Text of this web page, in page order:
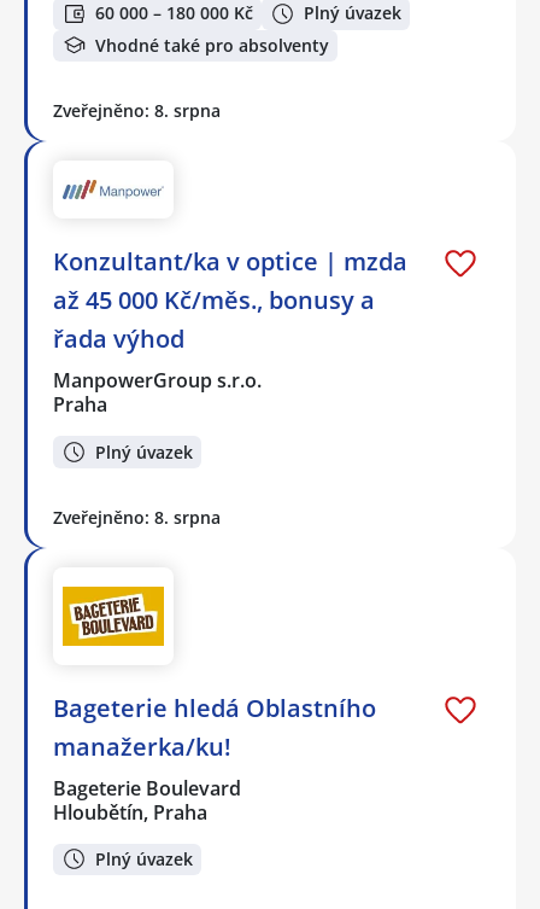
60 000 – 180 000 Kč
Plný úvazek
Vhodné také pro absolventy
Zveřejněno: 8. srpna
Konzultant/ka v optice | mzda
až 45 000 Kč/měs., bonusy a
řada výhod
ManpowerGroup s.r.o.
Praha
Plný úvazek
Zveřejněno: 8. srpna
Bageterie hledá Oblastního
manažerka/ku!
Bageterie Boulevard
Hloubětín, Praha
Plný úvazek